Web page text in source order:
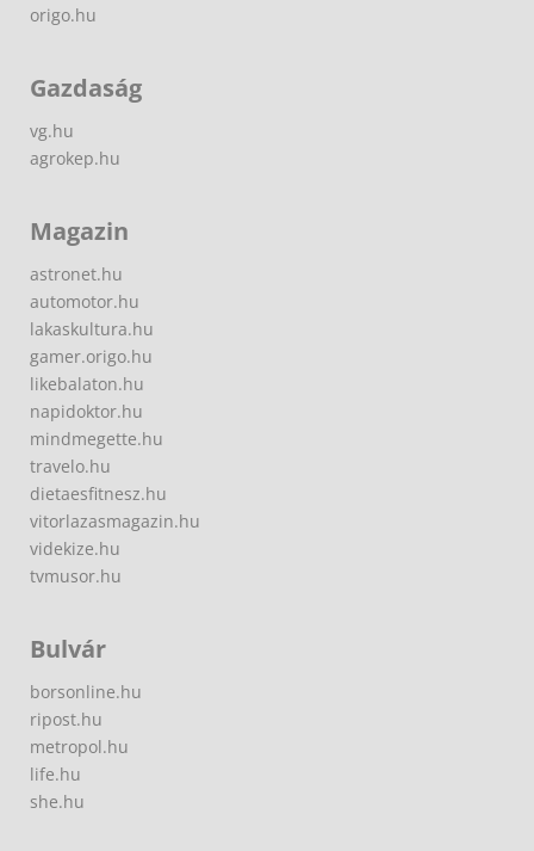
origo.hu
Gazdaság
vg.hu
agrokep.hu
Magazin
astronet.hu
automotor.hu
lakaskultura.hu
gamer.origo.hu
likebalaton.hu
napidoktor.hu
mindmegette.hu
travelo.hu
dietaesfitnesz.hu
vitorlazasmagazin.hu
videkize.hu
tvmusor.hu
Bulvár
borsonline.hu
ripost.hu
metropol.hu
life.hu
she.hu